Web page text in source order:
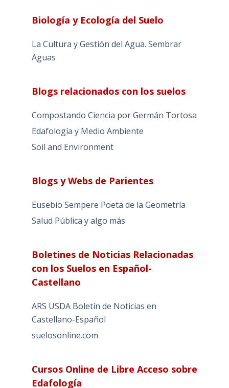
Biología y Ecología del Suelo
La Cultura y Gestión del Agua. Sembrar
Aguas
Blogs relacionados con los suelos
Compostando Ciencia por Germán Tortosa
Edafología y Medio Ambiente
Soil and Environment
Blogs y Webs de Parientes
Eusebio Sempere Poeta de la Geometría
Salud Pública y algo más
Boletines de Noticias Relacionadas
con los Suelos en Español-
Castellano
ARS USDA Boletín de Noticias en
Castellano-Español
suelosonline.com
Cursos Online de Libre Acceso sobre
Edafología